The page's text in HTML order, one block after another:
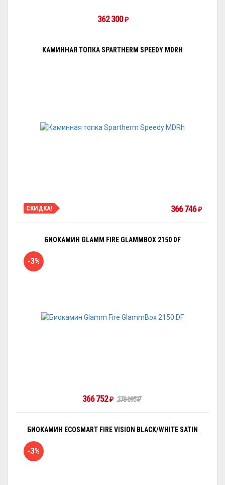
362 300₽
КАМИННАЯ ТОПКА SPARTHERM SPEEDY MDRH
СКИДКА! 366 746₽
БИОКАМИН GLAMM FIRE GLAMMBOX 2150 DF
-3%
366 752₽ 378 095₽
БИОКАМИН ECOSMART FIRE VISION BLACK/WHITE SATIN
-3%